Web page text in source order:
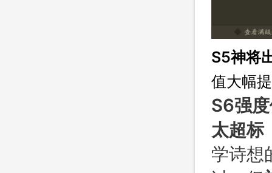
S5神将
值大幅
S6强
太超标
学诗想